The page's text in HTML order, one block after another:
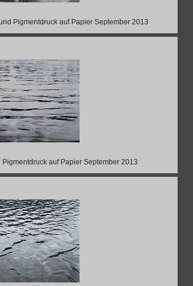
Pigmentdruck auf Papier September 2013
auf Papier September 2013